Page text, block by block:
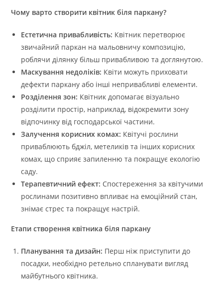
Чому варто створити квітник біля паркану?
Естетична привабливість: Квітник перетворює
звичайний паркан на мальовничу композицію,
роблячи ділянку більш привабливою та доглянутою.
Маскування недоліків: Квіти можуть приховати
дефекти паркану або інші непривабливі елементи.
Розділення зон: Квітник допомагає візуально
розділити простір, наприклад, відокремити зону
відпочинку від господарської частини.
Залучення корисних комах: Квітучі рослини
приваблюють бджіл, метеликів та інших корисних
комах, що сприяє запиленню та покращує екологію
саду.
Терапевтичний ефект: Спостереження за квітучими
рослинами позитивно впливає на емоційний стан,
знімає стрес та покращує настрій.
Етапи створення квітника біля паркану
Планування та дизайн: Перш ніж приступити до
посадки, необхідно ретельно спланувати вигляд
майбутнього квітника.